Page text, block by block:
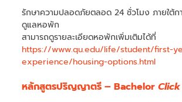
รักษาความปลอดภัยตลอด 24 ชั่วโมง ภายใต้
ดูแลหอพัก
สามารถดูรายละเอียดหอพักเพิ่มเติมได้ที่
https://www.qu.edu/life/student/first-
experience/housing-options.html
หลักสูตรปริญญาตรี – BachelorClick